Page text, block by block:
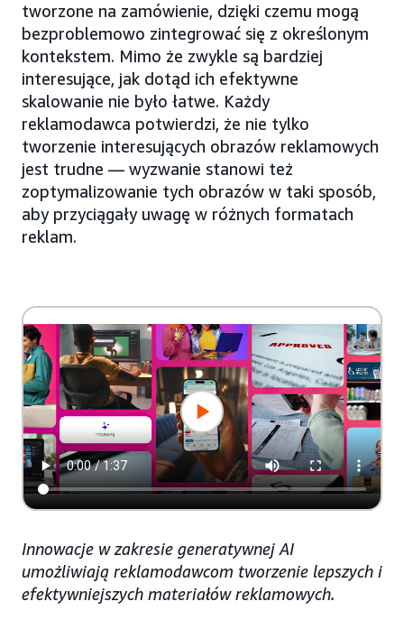
tworzone na zamówienie, dzięki czemu mogą
bezproblemowo zintegrować się z określonym
kontekstem. Mimo że zwykle są bardziej
interesujące, jak dotąd ich efektywne
skalowanie nie było łatwe. Każdy
reklamodawca potwierdzi, że nie tylko
tworzenie interesujących obrazów reklamowych
jest trudne — wyzwanie stanowi też
zoptymalizowanie tych obrazów w taki sposób,
aby przyciągały uwagę w różnych formatach
reklam.
Innowacje w zakresie generatywnej AI
umożliwiają reklamodawcom tworzenie lepszych i
efektywniejszych materiałów reklamowych.